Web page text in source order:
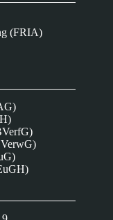
(FRIA)